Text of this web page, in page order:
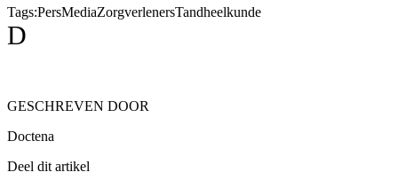
Tags:PersMediaZorgverlenersTandheelkunde
D
GESCHREVEN DOOR
Doctena
Deel dit artikel